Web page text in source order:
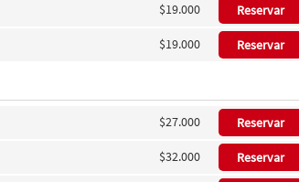
$19.000 Reservar
$19.000 Reservar
$27.000 Reservar
$32.000 Reservar